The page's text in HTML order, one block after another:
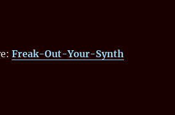
Freak-Out-Your-Synth